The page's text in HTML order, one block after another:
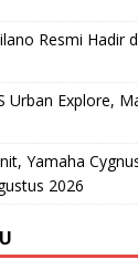
Resmi Hadir
Urban Explore,
Yamaha
2026